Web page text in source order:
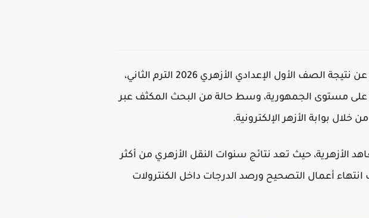
يترقب آلاف الطلاب وأولياء الأمور في مختلف المحافظات الإعلان الرسمي عن نتيجة الصف الأول الإعدادي الأزهري 2026 الترم الثاني،
على مستوى الجمهورية، وسط حالة من البحث المكثف عبر
بوابة الأزهر الإلكترونية.
الأزهرية، حيث تعد نتائج سنوات النقل الأزهري من أكثر
أعمال التصحيح ورصد الدرجات داخل الكنترولات